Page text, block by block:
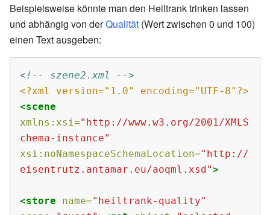
Beispielsweise könnte man den Heiltrank trinken lassen
und abhängig von derQualität (Wert zwischen 0 und 100)
einen Text ausgeben:
<!-- szene2.xml -->
<?xml version="1.0" encoding="UTF-8"?>
<scene
xmlns:xsi="http://www.w3.org/2001/XMLS
chema-instance"
xsi:noNamespaceSchemaLocation="http://
eisentrutz.antamar.eu/aoqml.xsd">
<store name="heiltrank-quality"